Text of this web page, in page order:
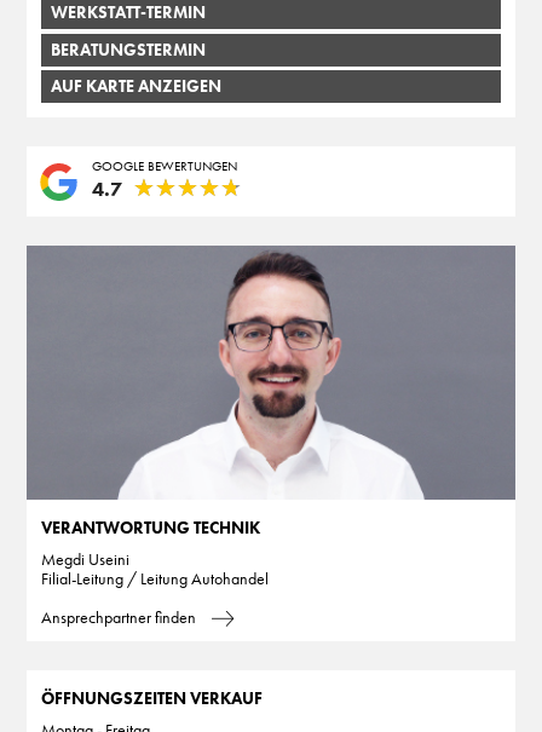
WERKSTATT-TERMIN
BERATUNGSTERMIN
AUF KARTE ANZEIGEN
GOOGLE BEWERTUNGEN
4.7 ★★★★★
★★★★★
VERANTWORTUNG TECHNIK
Megdi Useini
Filial-Leitung / Leitung Autohandel
Ansprechpartner finden
ÖFFNUNGSZEITEN VERKAUF